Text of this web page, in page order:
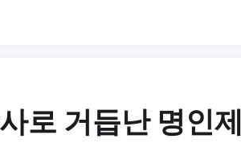
로 거듭난 명인